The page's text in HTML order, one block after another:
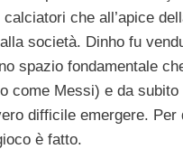
calciatori che all’apice
società. Dinho fu
spazio fondamentale
come Messi) e da
difficile emergere. Per
è fatto.